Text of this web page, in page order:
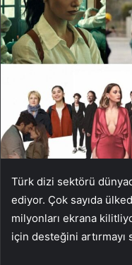
Türk dizi sektörü
ediyor. Çok sayıda
milyonları ekrana
için desteğini artırmayı